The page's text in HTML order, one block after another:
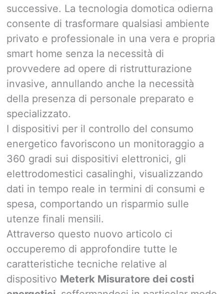
successive. La tecnologia domotica odierna
consente di trasformare qualsiasi ambiente
privato e professionale in una vera e propria
smart home senza la necessità di
provvedere ad opere di ristrutturazione
invasive, annullando anche la necessità
della presenza di personale preparato e
specializzato.
I dispositivi per il controllo del consumo
energetico favoriscono un monitoraggio a
360 gradi sui dispositivi elettronici, gli
elettrodomestici casalinghi, visualizzando
dati in tempo reale in termini di consumi e
spesa, comportando un risparmio sulle
utenze finali mensili.
Attraverso questo nuovo articolo ci
occuperemo di approfondire tutte le
caratteristiche tecniche relative al
dispositivo Meterk Misuratore dei costi